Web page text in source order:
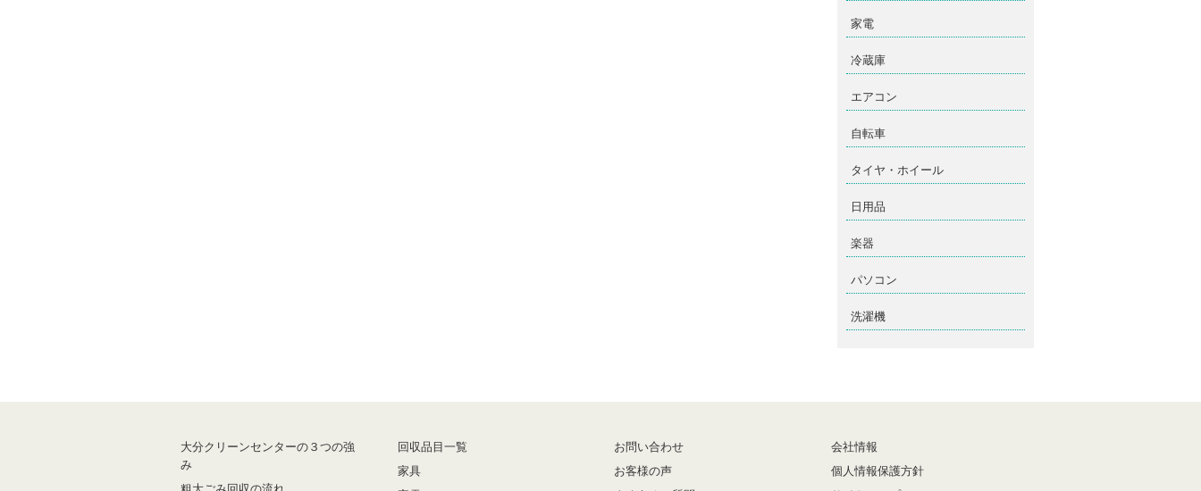
家電
冷蔵庫
エアコン
自転車
タイヤ・ホイール
日用品
楽器
パソコン
洗濯機
大分クリーンセンターの３つの強
み
回収品目一覧
家具
お問い合わせ
お客様の声
会社情報
個人情報保護方針